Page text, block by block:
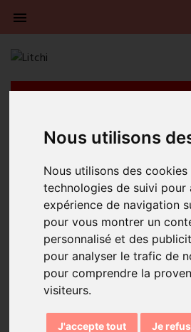
Nous utilisons
Nous utilisons des
technologies de suivi pour
expérience de navigation
pour vous montrer un
personnalisé et des
pour analyser le trafic de
pour comprendre la
visiteurs.
J'accepte tout Je

during this period and will
JEWELRY Necklaces